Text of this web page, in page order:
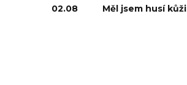
02.08 Měl jsem husí kůži